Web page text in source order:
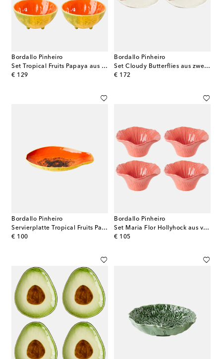
Bordallo Pinheiro
Set Tropical Fruits Papaya aus vier Müslischalen
€ 129
original price
Bordallo Pinheiro
Set Cloudy Butterflies aus zwei Servierplatten by Claudia Schiffer
€ 172
original price
Bordallo Pinheiro
Servierplatte Tropical Fruits Papaya
€ 100
original price
Bordallo Pinheiro
Set Maria Flor Hollyhock aus vier Müslischalen
€ 105
original price